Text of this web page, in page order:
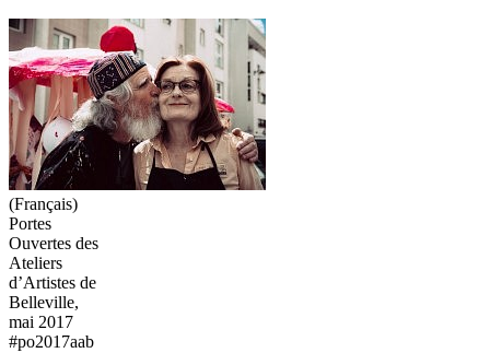
(Français)
Portes
Ouvertes des
Ateliers
d’Artistes de
Belleville,
mai 2017
#po2017aab